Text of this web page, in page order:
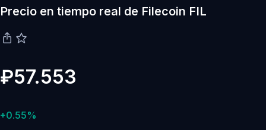
Precio en tiempo real de Filecoin FIL
₽57.553
+0.55%